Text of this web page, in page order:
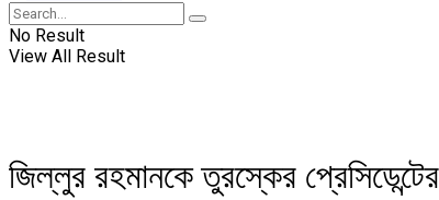
No Result
View All Result
জিল্লুর রহমানকে তুরস্কের